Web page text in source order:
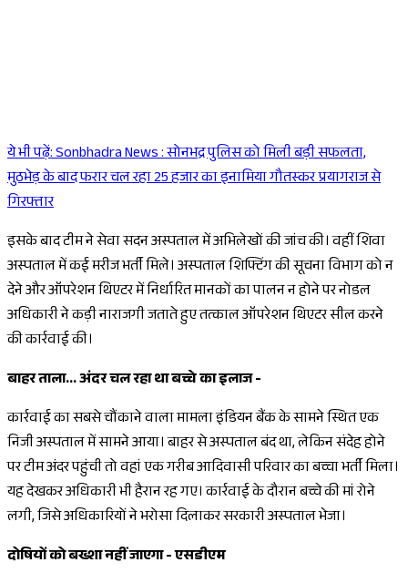
Sponsored
ये भी पढ़ें:Sonbhadra News : सोनभद्र पुलिस को मिली बड़ी सफलता,
मुठभेड़ के बाद फरार चल रहा 25 हजार का इनामिया गौतस्कर प्रयागराज से
गिरफ्तार
इसके बाद टीम ने सेवा सदन अस्पताल में अभिलेखों की जांच की। वहीं शिवा
अस्पताल में कई मरीज भर्ती मिले। अस्पताल शिफ्टिंग की सूचना विभाग को न
देने और ऑपरेशन थिएटर में निर्धारित मानकों का पालन न होने पर नोडल
अधिकारी ने कड़ी नाराजगी जताते हुए तत्काल ऑपरेशन थिएटर सील करने
की कार्रवाई की।
बाहर ताला... अंदर चल रहा था बच्चे का इलाज -
कार्रवाई का सबसे चौंकाने वाला मामला इंडियन बैंक के सामने स्थित एक
निजी अस्पताल में सामने आया। बाहर से अस्पताल बंद था, लेकिन संदेह होने
पर टीम अंदर पहुंची तो वहां एक गरीब आदिवासी परिवार का बच्चा भर्ती मिला।
यह देखकर अधिकारी भी हैरान रह गए। कार्रवाई के दौरान बच्चे की मां रोने
लगी, जिसे अधिकारियों ने भरोसा दिलाकर सरकारी अस्पताल भेजा।
दोषियों को बख्शा नहीं जाएगा - एसडीएम